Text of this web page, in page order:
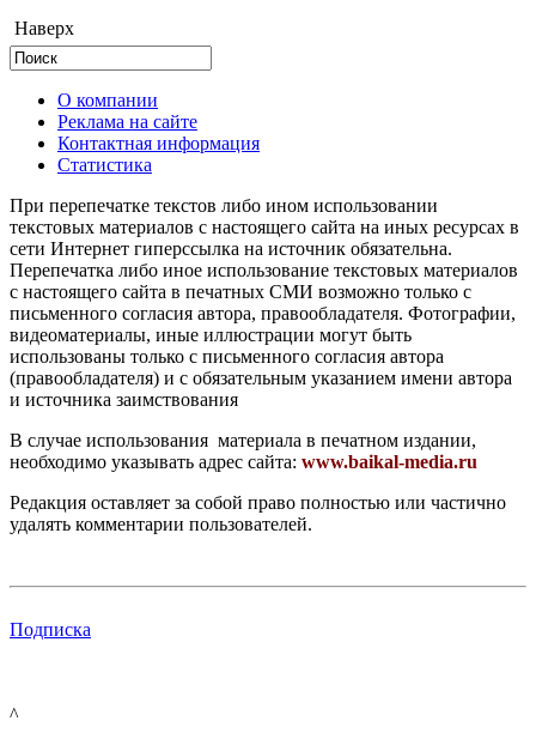
Наверх
О компании
Реклама на сайте
Контактная информация
Статистика
При перепечатке текстов либо ином использовании
текстовых материалов с настоящего сайта на иных ресурсах в
сети Интернет гиперссылка на источник обязательна.
Перепечатка либо иное использование текстовых материалов
с настоящего сайта в печатных СМИ возможно только с
письменного согласия автора, правообладателя. Фотографии,
видеоматериалы, иные иллюстрации могут быть
использованы только с письменного согласия автора
(правообладателя) и с обязательным указанием имени автора
и источника заимствования
В случае использования материала в печатном издании,
необходимо указывать адрес сайта: www.baikal-media.ru
Редакция оставляет за собой право полностью или частично
удалять комментарии пользователей.
Подписка
^